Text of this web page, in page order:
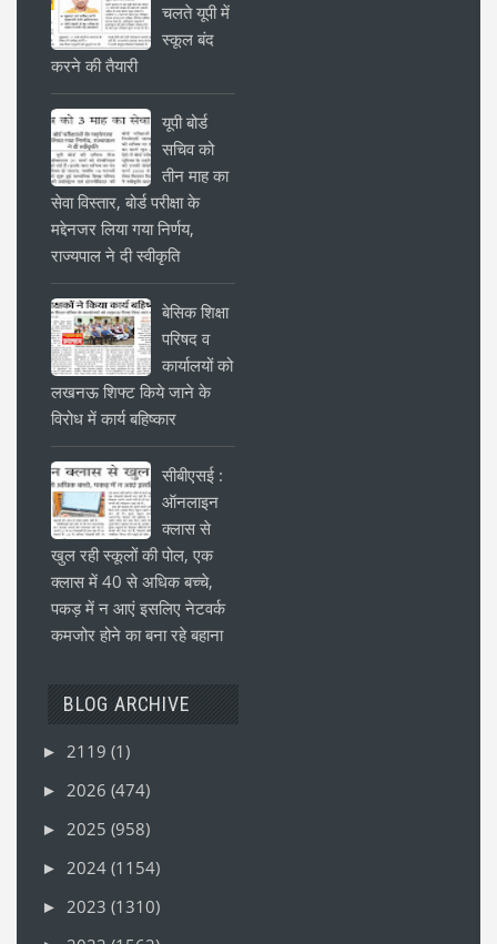
चलते यूपी में
स्कूल बंद
करने की तैयारी
यूपी बोर्ड
सचिव को
तीन माह का
सेवा विस्तार, बोर्ड परीक्षा के
मद्देनजर लिया गया निर्णय,
राज्यपाल ने दी स्वीकृति
बेसिक शिक्षा
परिषद व
कार्यालयों को
लखनऊ शिफ्ट किये जाने के
विरोध में कार्य बहिष्कार
सीबीएसई :
ऑनलाइन
क्लास से
खुल रही स्कूलों की पोल, एक
क्लास में 40 से अधिक बच्चे,
पकड़ में न आएं इसलिए नेटवर्क
कमजोर होने का बना रहे बहाना
BLOG ARCHIVE
► 2119 (1)
► 2026 (474)
► 2025 (958)
► 2024 (1154)
► 2023 (1310)